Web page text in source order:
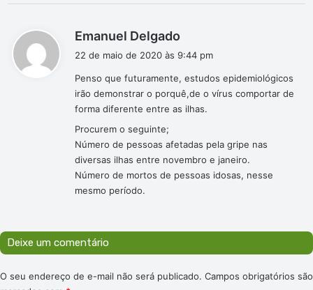
Emanuel Delgado
s
e
:
22 de maio de 2020 às 9:44 pm
Penso que futuramente, estudos epidemiológicos
irão demonstrar o porquê,de o vírus comportar de
forma diferente entre as ilhas.
Procurem o seguinte;
Número de pessoas afetadas pela gripe nas
diversas ilhas entre novembro e janeiro.
Número de mortos de pessoas idosas, nesse
mesmo período.
Deixe um comentário
O seu endereço de e-mail não será publicado. Campos obrigatórios são